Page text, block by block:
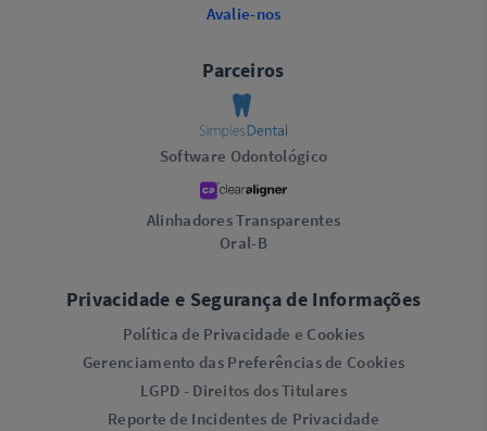
Avalie-nos
Parceiros
Software Odontológico
Alinhadores Transparentes
Oral-B
Privacidade e Segurança de Informações
Política de Privacidade e Cookies
Gerenciamento das Preferências de Cookies
LGPD - Direitos dos Titulares
Reporte de Incidentes de Privacidade